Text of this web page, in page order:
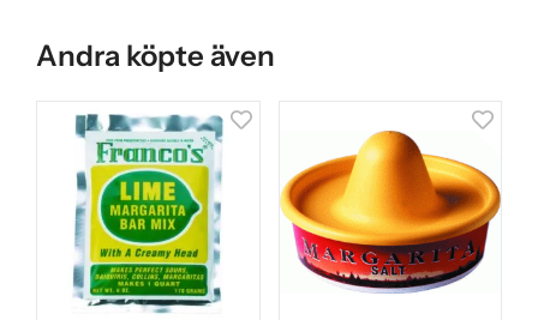
Andra köpte även